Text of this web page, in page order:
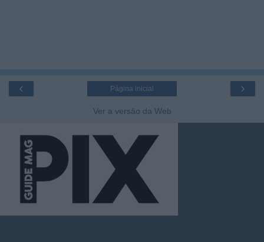
‹ ›
Página inicial
Ver a versão da Web